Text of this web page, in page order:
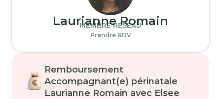
Laurianne Romain
MEMBRE RÉSEAU
Prendre RDV
Remboursement
Accompagnant(e) périnatale
Laurianne Romain avec Elsee